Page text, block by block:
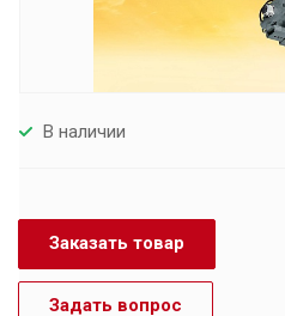
В наличии
Заказать товар
Задать вопрос